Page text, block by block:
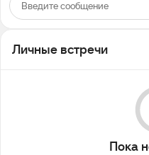
Личные встречи
Пока